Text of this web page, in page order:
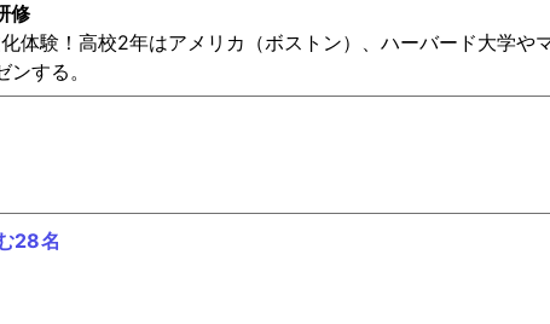
修
体験！高校2年はアメリカ（ボストン）、ハーバード大学
する。
28名